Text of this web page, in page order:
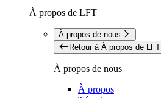
À propos de LFT
À propos de nous
Retour à À propos de LFT
À propos de nous
À propos